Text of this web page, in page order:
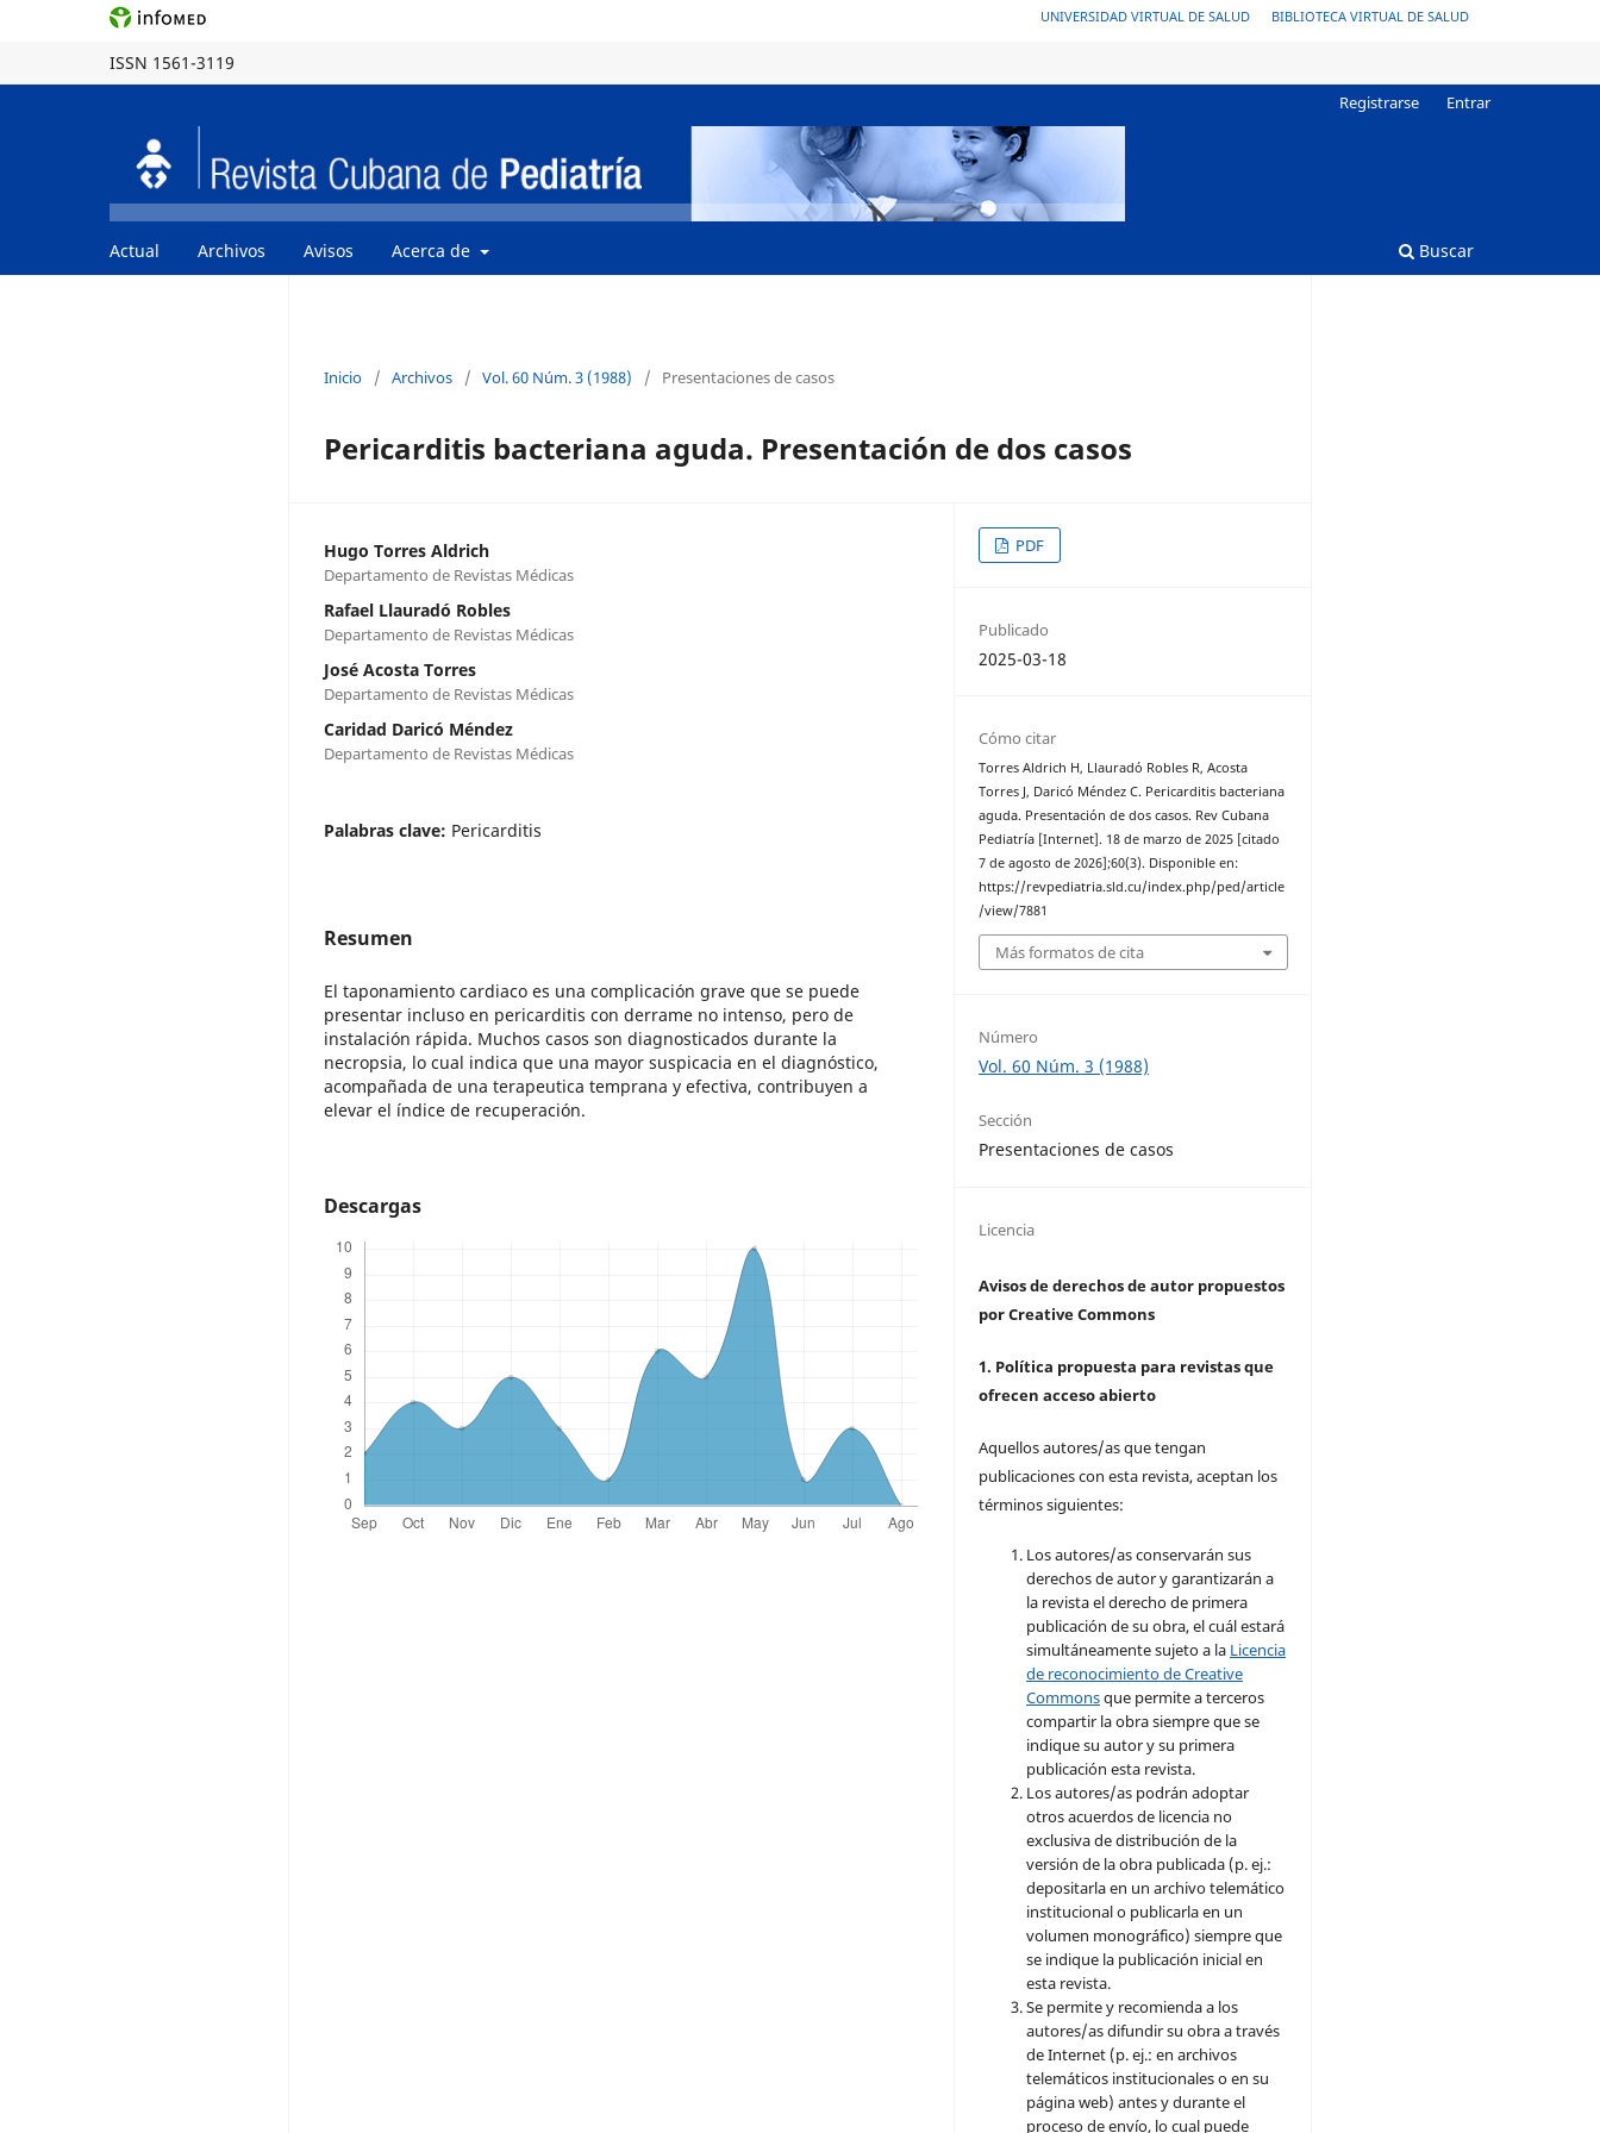
BIBLIOTECA VIRTUAL DE SALUD
UNIVERSIDAD VIRTUAL DE SALUD
ISSN 1561-3119
Actual Archivos Avisos Acerca de Buscar
Registrarse Entrar
Inicio / Archivos / Vol. 60 Núm. 3 (1988) / Presentaciones de casos
Pericarditis bacteriana aguda. Presentación de dos casos
Hugo Torres Aldrich
Departamento de Revistas Médicas
Rafael Llauradó Robles
Departamento de Revistas Médicas
José Acosta Torres
Departamento de Revistas Médicas
Caridad Daricó Méndez
Departamento de Revistas Médicas
Palabras clave: Pericarditis
Resumen
El taponamiento cardiaco es una complicación grave que se puede
presentar incluso en pericarditis con derrame no intenso, pero de
instalación rápida. Muchos casos son diagnosticados durante la
necropsia, lo cual indica que una mayor suspicacia en el diagnóstico,
acompañada de una terapeutica temprana y efectiva, contribuyen a
elevar el índice de recuperación.
Descargas
PDF
Publicado
2025-03-18
Cómo citar
Torres Aldrich H, Llauradó Robles R, Acosta
Torres J, Daricó Méndez C. Pericarditis bacteriana
aguda. Presentación de dos casos. Rev Cubana
Pediatría [Internet]. 18 de marzo de 2025 [citado
7 de agosto de 2026];60(3). Disponible en:
https://revpediatria.sld.cu/index.php/ped/article
/view/7881
Más formatos de cita
Número
Vol. 60 Núm. 3 (1988)
Sección
Presentaciones de casos
Licencia
Avisos de derechos de autor propuestos
por Creative Commons
1. Política propuesta para revistas que
ofrecen acceso abierto
Aquellos autores/as que tengan
publicaciones con esta revista, aceptan los
términos siguientes:
Los autores/as conservarán sus
derechos de autor y garantizarán a
la revista el derecho de primera
publicación de su obra, el cuál estará
simultáneamente sujeto a la Licencia
de reconocimiento de Creative
Commonsque permite a terceros
compartir la obra siempre que se
indique su autor y su primera
publicación esta revista.
Los autores/as podrán adoptar
otros acuerdos de licencia no
exclusiva de distribución de la
versión de la obra publicada (p. ej.:
depositarla en un archivo telemático
institucional o publicarla en un
volumen monográfico) siempre que
se indique la publicación inicial en
esta revista.
Se permite y recomienda a los
autores/as difundir su obra a través
de Internet (p. ej.: en archivos
telemáticos institucionales o en su
página web) antes y durante el
proceso de envío, lo cual puede